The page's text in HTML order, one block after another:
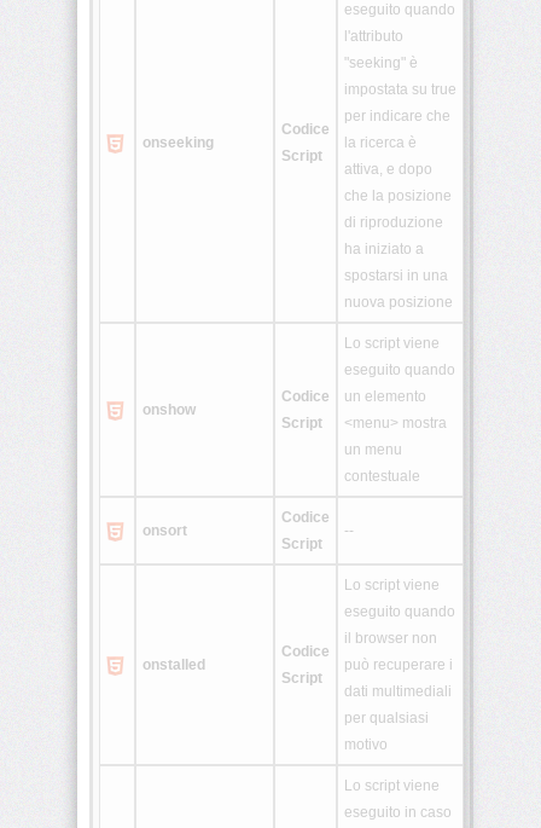
onseeking
Codice
Script
eseguito quando
l'attributo
"seeking" è
impostata su true
per indicare che
la ricerca è
attiva, e dopo
che la posizione
di riproduzione
ha iniziato a
spostarsi in una
nuova posizione
onshow
Codice
Script
Lo script viene
eseguito quando
un elemento
<menu> mostra
un menu
contestuale
onsort
Codice
Script
--
onstalled
Codice
Script
Lo script viene
eseguito quando
il browser non
può recuperare i
dati multimediali
per qualsiasi
motivo
Lo script viene
eseguito in caso